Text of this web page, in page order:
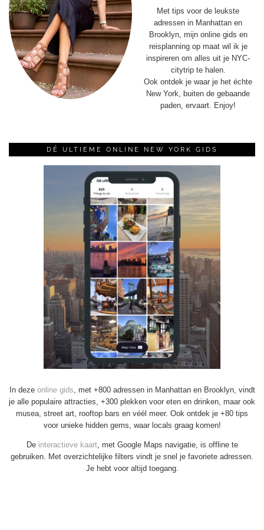
Met tips voor de leukste
adressen in Manhattan en
Brooklyn, mijn online gids en
reisplanning op maat wil ik je
inspireren om alles uit je NYC-
citytrip te halen.
Ook ontdek je waar je het échte
New York, buiten de gebaande
paden, ervaart. Enjoy!
DÉ ULTIEME ONLINE NEW YORK GIDS
In deze online gids, met +800 adressen in Manhattan en Brooklyn, vindt
je alle populaire attracties, +300 plekken voor eten en drinken, maar ook
musea, street art, rooftop bars en véél meer. Ook ontdek je +80 tips
voor unieke hidden gems, waar locals graag komen!
De interactieve kaart, met Google Maps navigatie, is offline te
gebruiken. Met overzichtelijke filters vindt je snel je favoriete adressen.
Je hebt voor altijd toegang.